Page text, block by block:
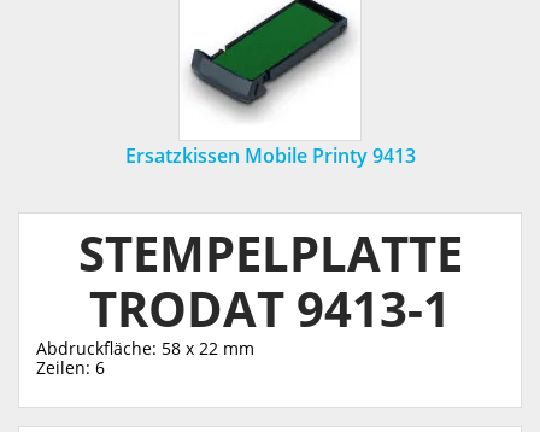
Ersatzkissen Mobile Printy 9413
STEMPELPLATTE
TRODAT 9413-1
Abdruckfläche: 58 x 22 mm
Zeilen: 6